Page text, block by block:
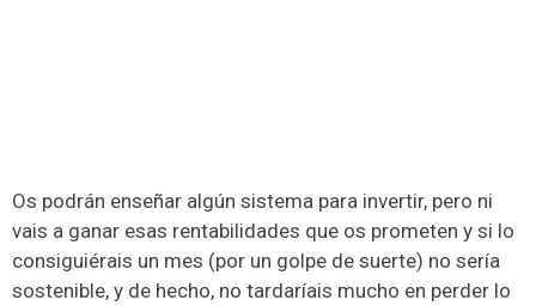
Os podrán enseñar algún sistema para invertir, pero ni
vais a ganar esas rentabilidades que os prometen y si lo
consiguiérais un mes (por un golpe de suerte) no sería
sostenible, y de hecho, no tardaríais mucho en perder lo